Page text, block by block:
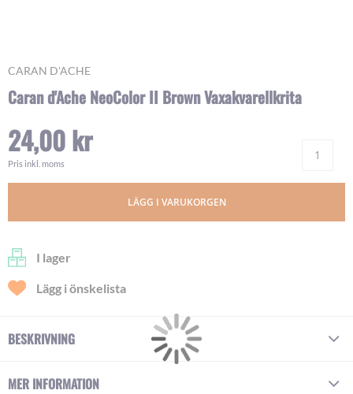
CARAN D'ACHE
Caran d'Ache NeoColor II Brown Vaxakvarellkrita
24,00 kr
Pris inkl. moms
LÄGG I VARUKORGEN
I lager
Lägg i önskelista
Skip
the
of
the
images
BESKRIVNING
MER INFORMATION